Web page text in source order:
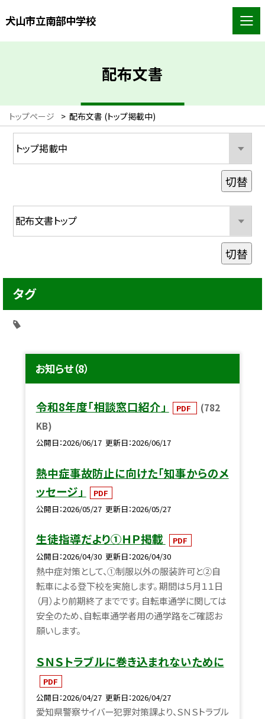
犬山市立南部中学校
配布文書
トップページ > 配布文書 (トップ掲載中)
お知らせ（8）
令和8年度「相談窓口紹介」 PDF
(782
KB)
公開日 2026/06/17 更新日 2026/06/17
熱中症事故防止に向けた「知事からのメ
ッセージ」
PDF
公開日 2026/05/27 更新日 2026/05/27
生徒指導だより①ＨＰ掲載
PDF
公開日 2026/04/30 更新日 2026/04/30
熱中症対策として、①制服以外の服装許可と②自
転車による登下校を実施します。 期間は５月１１日
（月）より前期終了までです。 自転車通学に関しては
安全のため、自転車通学者用の通学路をご確認お
願いします。
ＳＮＳトラブルに巻き込まれないために
PDF
公開日 2026/04/27 更新日 2026/04/27
愛知県警察サイバー犯罪対策課より、ＳＮＳトラブル
切替
切替
タグ